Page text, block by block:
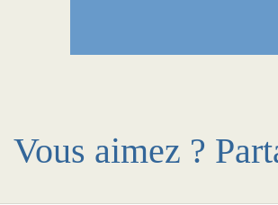
Vous aimez ?